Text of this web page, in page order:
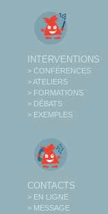
INTERVENTIONS
> CONFÉRENCES
> ATELIERS
> FORMATIONS
> DÉBATS
> EXEMPLES
CONTACTS
> EN LIGNE
> MESSAGE